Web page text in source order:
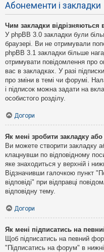
Абонементи і закладки
Чим закладки відрізняються
У phpBB 3.0 закладки були
браузері. Ви не отримували
phpBB 3.1 закладки більше
отримувати повідомлення про
вас в закладках. У разі
про зміни в темі чи форумі.
і підписок можна задати на
особистого розділу.
Догори
Як мені зробити закладку
Ви можете створити закладку
клацнувши по відповідному
яке знаходиться у верхній і
Відзначивши галочкою пункт
відповіді" при відправці
відповідну тему.
Догори
Як мені підписатись на
Щоб підписатись на певний
"Підписатись на форум" в